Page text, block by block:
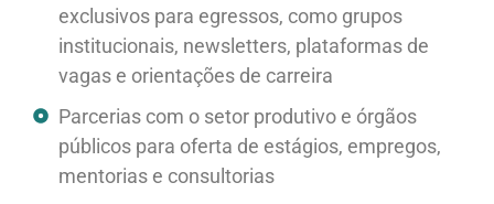
exclusivos para egressos, como grupos
institucionais, newsletters, plataformas de
vagas e orientações de carreira
Parcerias com o setor produtivo e órgãos
públicos para oferta de estágios, empregos,
mentorias e consultorias